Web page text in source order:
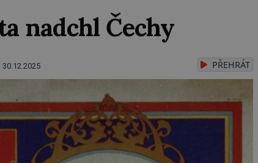
nadchl Čechy
30.12.2025 PŘEHRÁT